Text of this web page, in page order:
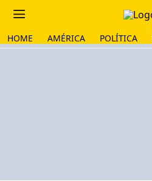
HOME AMÉRICA POLÍTICA